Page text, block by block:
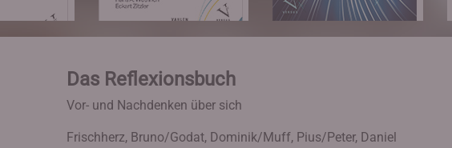
Das Reflexionsbuch
Vor- und Nachdenken über sich
Frischherz, Bruno/Godat, Dominik/Muff, Pius/Peter, Daniel